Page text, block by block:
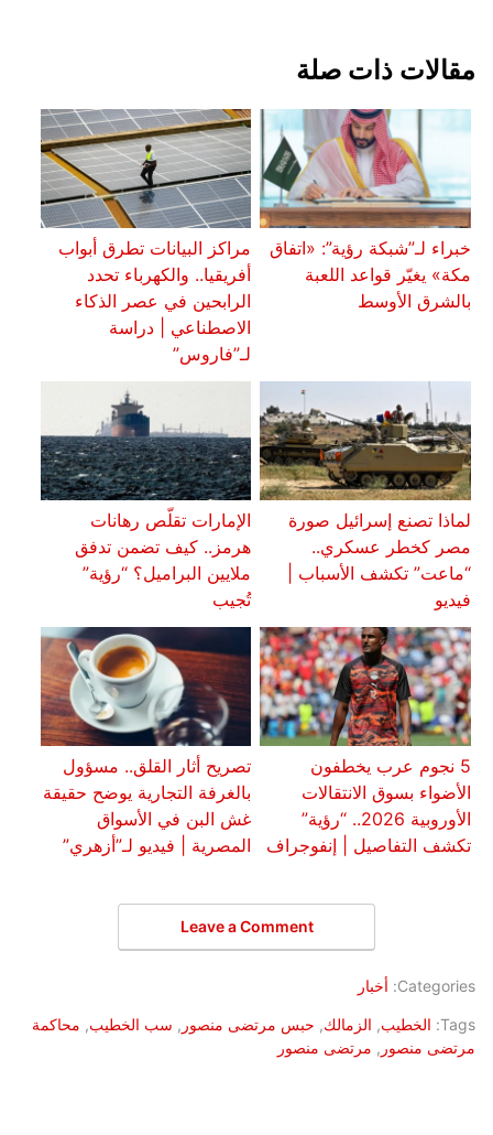
مقالات ذات صلة
خبراء لـ”شبكة رؤية”: «اتفاق
مكة» يغيّر قواعد اللعبة
بالشرق الأوسط
مراكز البيانات تطرق أبواب
أفريقيا.. والكهرباء تحدد
الرابحين في عصر الذكاء
الاصطناعي | دراسة
لـ”فاروس”
لماذا تصنع إسرائيل صورة
مصر كخطر عسكري..
“ماعت” تكشف الأسباب |
فيديو
الإمارات تقلّص رهانات
هرمز.. كيف تضمن تدفق
ملايين البراميل؟ “رؤية”
تُجيب
5 نجوم عرب يخطفون
الأضواء بسوق الانتقالات
الأوروبية 2026.. “رؤية”
تكشف التفاصيل | إنفوجراف
تصريح أثار القلق.. مسؤول
بالغرفة التجارية يوضح حقيقة
غش البن في الأسواق
المصرية | فيديو لـ”أزهري”
Leave a Comment
Categories: أخبار
Tags: الخطيب, الزمالك, حبس مرتضى منصور , سب الخطيب, محاكمة
مرتضى منصور , مرتضى منصور